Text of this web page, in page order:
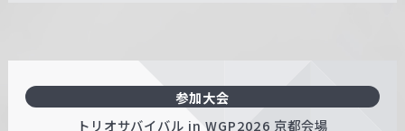
参加大会
トリオサバイバル in WGP2026 京都会場